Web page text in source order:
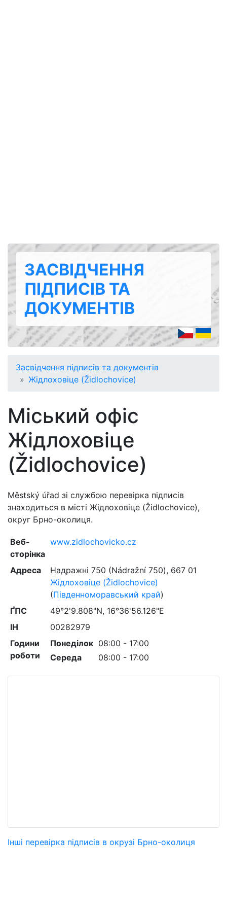
ЗАСВІДЧЕННЯ
ПІДПИСІВ ТА
ДОКУМЕНТІВ
Засвідчення підписів та документів
Жідлоховіце (Židlochovice)
Міський офіс
Жідлоховіце
(Židlochovice)
Městský úřad зі службою перевірка підписів
знаходиться в місті Жідлоховіце (Židlochovice),
округ Брно-околиця.
Веб-
сторінка
www.zidlochovicko.cz
Адреса Надражні 750 (Nádražní 750), 667 01
Жідлоховіце (Židlochovice)
(Південноморавський край)
ҐПС
49°2'9.808"N, 16°36'56.126"E
ІН
00282979
Години
роботи
Понеділок 08:00 - 17:00
Середа
08:00 - 17:00
Інші перевірка підписів в окрузі Брно-околиця